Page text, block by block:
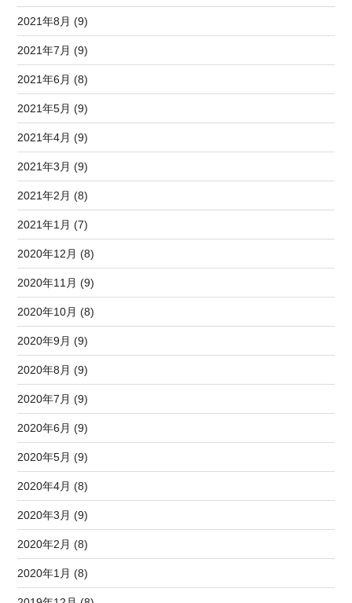
2021年8月 (9)
2021年7月 (9)
2021年6月 (8)
2021年5月 (9)
2021年4月 (9)
2021年3月 (9)
2021年2月 (8)
2021年1月 (7)
2020年12月 (8)
2020年11月 (9)
2020年10月 (8)
2020年9月 (9)
2020年8月 (9)
2020年7月 (9)
2020年6月 (9)
2020年5月 (9)
2020年4月 (8)
2020年3月 (9)
2020年2月 (8)
2020年1月 (8)